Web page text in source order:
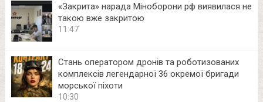
«Закрита» нарада Міноборони рф виявилася не
такою вже закритою
11:47
Стань оператором дронів та роботизованих
комплексів легендарної 36 окремої бригади
морської піхоти
10:30